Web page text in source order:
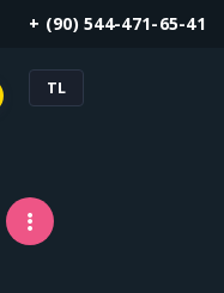
+ (90) 544-471-65-41
TL